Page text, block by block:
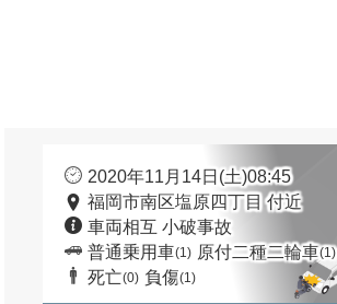
2020年11月14日(土)08:45
福岡市南区塩原四丁目 付近
車両相互 小破事故
普通乗用車(1) 原付二種二輪車(1)
死亡(0) 負傷(1)